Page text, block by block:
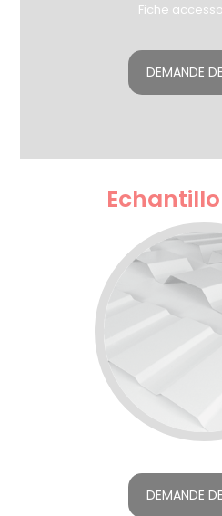
Fiche
DEMANDE
DEMANDE